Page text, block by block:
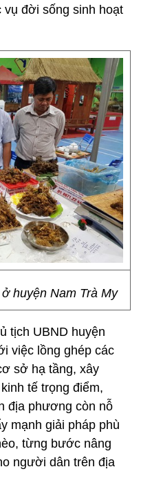
vụ đời sống sinh hoạt
huyện Nam Trà My
tịch UBND huyện
việc lồng ghép các
sở hạ tầng, xây
tế trọng điểm,
địa phương còn nỗ
mạnh giải pháp phù
từng bước nâng
người dân trên địa